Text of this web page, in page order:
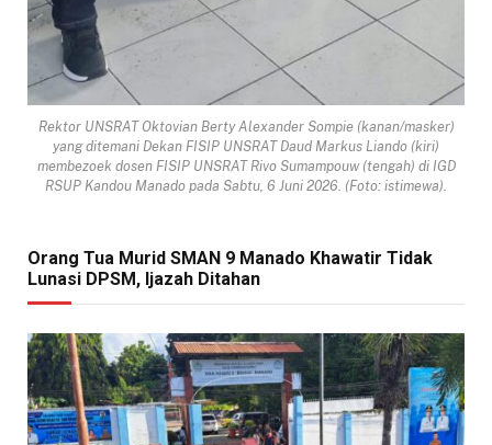
Rektor UNSRAT Oktovian Berty Alexander Sompie (kanan/masker)
yang ditemani Dekan FISIP UNSRAT Daud Markus Liando (kiri)
membezoek dosen FISIP UNSRAT Rivo Sumampouw (tengah) di IGD
RSUP Kandou Manado pada Sabtu, 6 Juni 2026. (Foto: istimewa).
Orang Tua Murid SMAN 9 Manado Khawatir Tidak
Lunasi DPSM, Ijazah Ditahan